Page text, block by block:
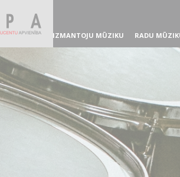
IZMANTOJU MŪZIKU RADU